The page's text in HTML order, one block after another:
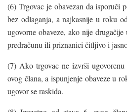
(6) Trgovac je obavezan da isporuči
bez odlaganja, a najkasnije u roku
ugovorne obaveze, ako nije
predračunu ili priznanici čitljivo i
(7) Ako trgovac ne izvrši
ovog člana, a ispunjenje obaveze u
ugovor se raskida.